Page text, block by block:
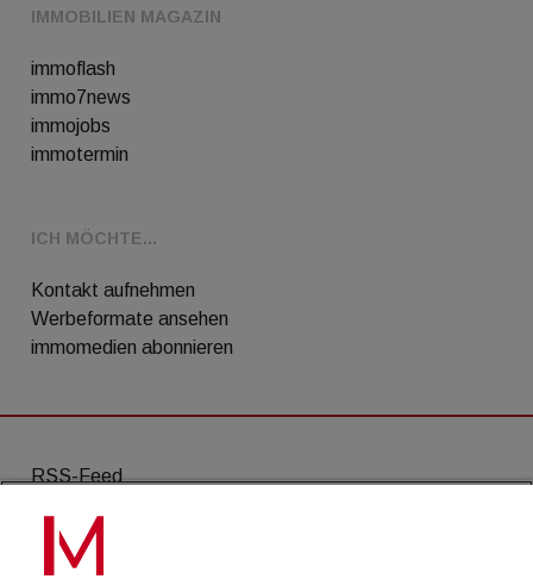
IMMOBILIEN MAGAZIN
immoflash
immo7news
immojobs
immotermin
ICH MÖCHTE...
Kontakt aufnehmen
Werbeformate ansehen
immomedien abonnieren
RSS-Feed
AGB
Datenschutz